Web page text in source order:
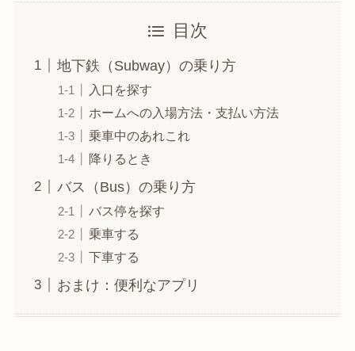
目次
地下鉄（Subway）の乗り方
入口を探す
ホームへの入場方法・支払い方法
乗車中のあれこれ
降りるとき
バス（Bus）の乗り方
バス停を探す
乗車する
下車する
おまけ：便利なアプリ